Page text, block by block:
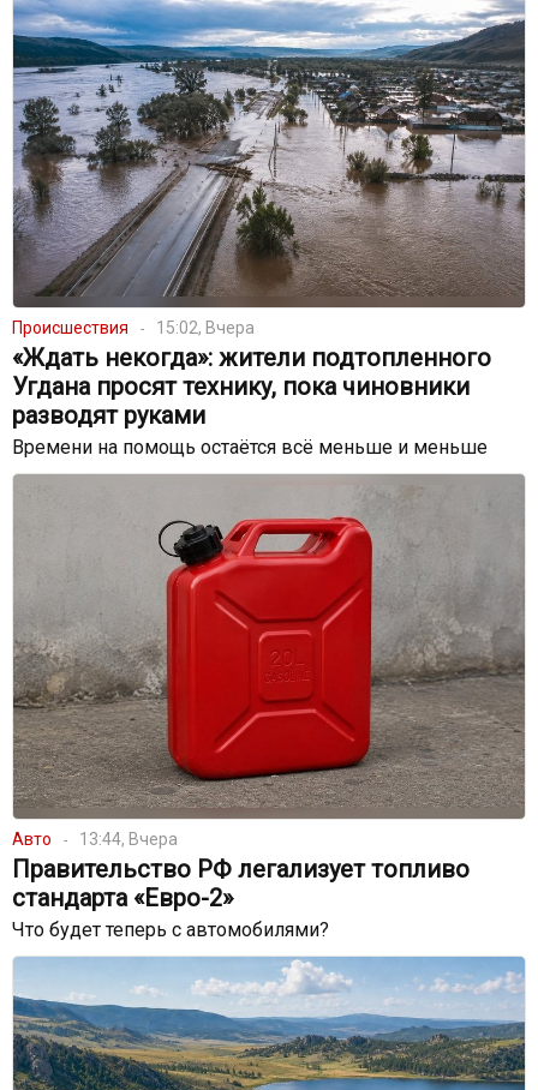
Происшествия 15:02, Вчера
«Ждать некогда»: жители подтопленного
Угдана просят технику, пока чиновники
разводят руками
Времени на помощь остаётся всё меньше и меньше
Авто 13:44, Вчера
Правительство РФ легализует топливо
стандарта «Евро-2»
Что будет теперь с автомобилями?